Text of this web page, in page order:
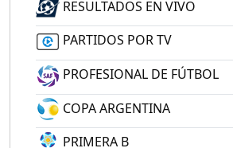
RESULTADOS EN VIVO
PARTIDOS POR TV
PROFESIONAL DE FÚTBOL
COPA ARGENTINA
PRIMERA B